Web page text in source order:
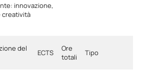
innovazione,
creatività
del
ECTS
Ore
totali
Tipo